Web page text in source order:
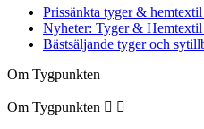
Prissänkta tyger &
Nyheter: Tyger &
Bästsäljande tyger och
Om Tygpunkten
Om Tygpunkten  